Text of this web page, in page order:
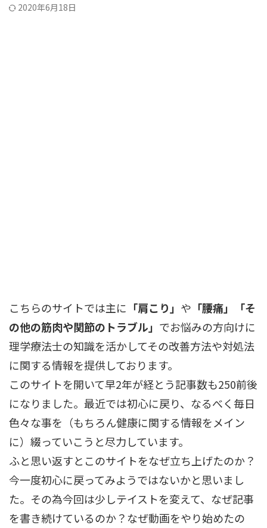
2020年6月18日
こちらのサイトでは主に 「肩こり」 や 「腰痛」「そ
の他の筋肉や関節のトラブル」 でお悩みの方向けに
理学療法士の知識を活かしてその改善方法や対処法
に関する情報を提供しております。
このサイトを開いて早2年が経とう記事数も250前後
になりました。最近では初心に戻り、なるべく毎日
色々な事を（もちろん健康に関する情報をメイン
に）綴っていこうと尽力しています。
ふと思い返すとこのサイトをなぜ立ち上げたのか？
今一度初心に戻ってみようではないかと思いまし
た。その為今回は少しテイストを変えて、なぜ記事
を書き続けているのか？なぜ動画をやり始めたの